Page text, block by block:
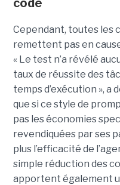
code
Cependant, toutes les
remettent pas en cause
« Le test n’a révélé
taux de réussite des
temps d’exécution », a
que si ce style de
pas les économies
revendiquées par ses
plus l’efficacité de
simple réduction des
apportent également